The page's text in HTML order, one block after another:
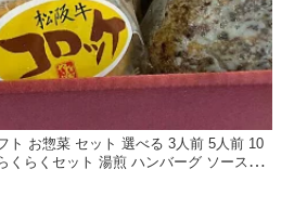
ト お惣菜 セット 選べる 3人前 5人前 10
くらくセット 湯煎 ハンバーグ ソース付
ジ OK 便利 プレゼント 内祝い 出産祝
ルメ 一人暮らし